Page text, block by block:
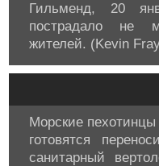
Гильменд, 20
пострадало не
жителей. (Kevin
Морские
готовятся
санитарный